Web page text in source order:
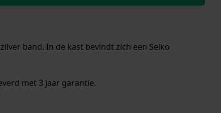
band. In de kast bevindt zich een Seiko
met 3 jaar garantie.